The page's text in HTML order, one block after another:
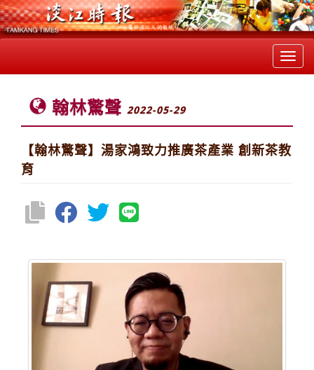
翰林驚聲 2022-05-29
【翰林驚聲】湯家鴻致力推廣茶產業 創新茶教
育